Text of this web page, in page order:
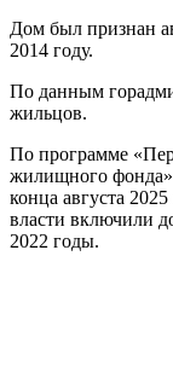
Дом был признан
2014 году.
По данным
жильцов.
По программе
жилищного фонда»
конца августа
власти включили
2022 годы.